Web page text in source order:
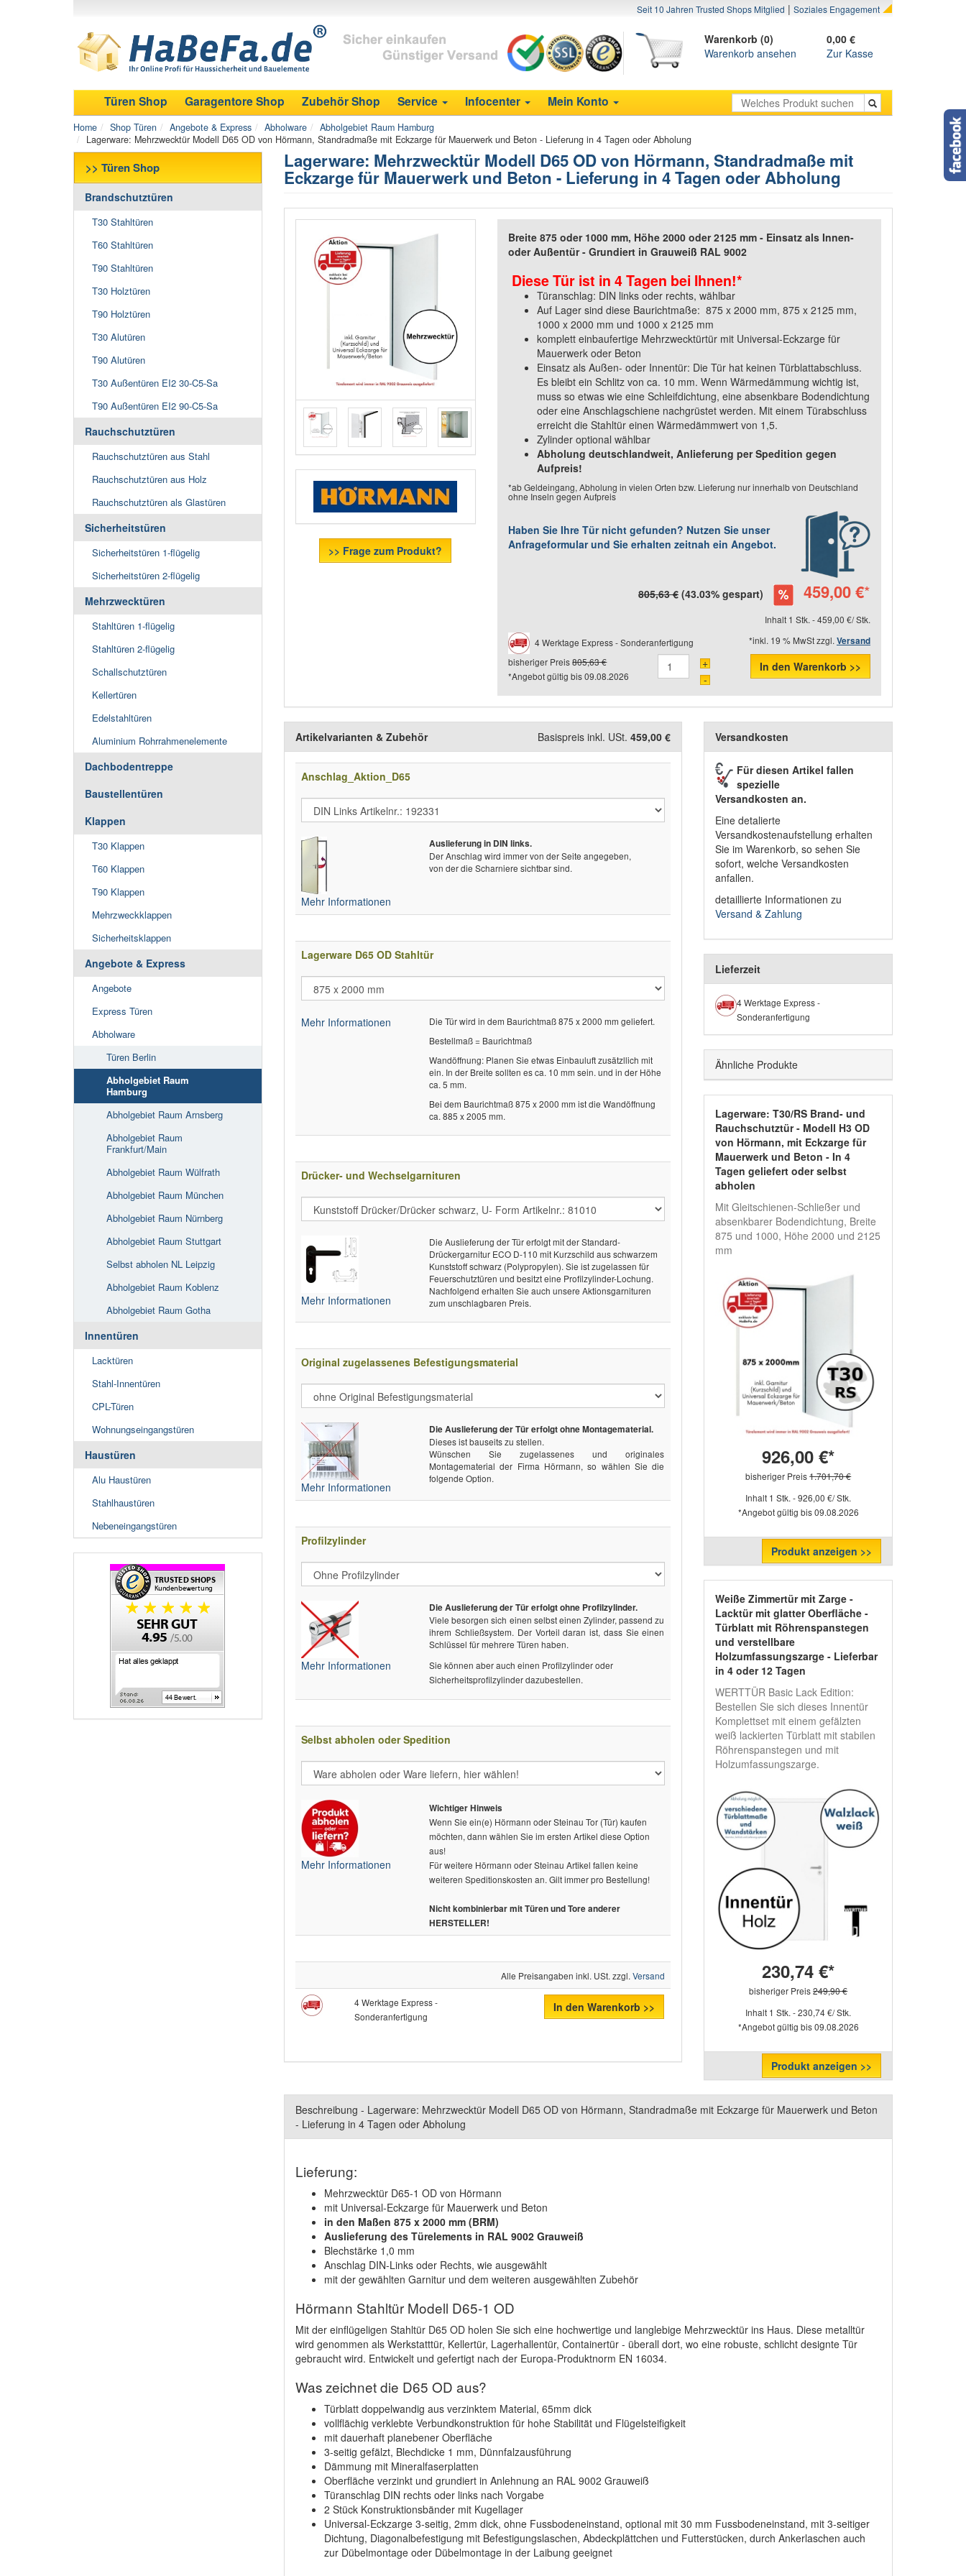
Seit 10 Jahren Trusted Shops Mitglied | Soziales Engagement
Warenkorb (0)
0,00 €
Warenkorb ansehen
Zur Kasse
Türen Shop Garagentore Shop Zubehör Shop Service Infocenter Mein Konto
Home Shop Türen Angebote & Express Abholware
Abholgebiet Raum Hamburg
Lagerware: Mehrzwecktür Modell D65 OD von Hörmann, Standradmaße mit Eckzarge für Mauerwerk und Beton - Lieferung in 4 Tagen oder Abholung
>> Türen Shop
Brandschutztüren
T30 Stahltüren
T60 Stahltüren
T90 Stahltüren
T30 Holztüren
T90 Holztüren
T30 Alutüren
T90 Alutüren
T30 Außentüren EI2 30-C5-Sa
T90 Außentüren EI2 90-C5-Sa
Rauchschutztüren
Rauchschutztüren aus Stahl
Rauchschutztüren aus Holz
Rauchschutztüren als Glastüren
Sicherheitstüren
Sicherheitstüren 1-flügelig
Sicherheitstüren 2-flügelig
Mehrzwecktüren
Stahltüren 1-flügelig
Stahltüren 2-flügelig
Schallschutztüren
Kellertüren
Edelstahltüren
Aluminium Rohrrahmenelemente
Dachbodentreppe
Baustellentüren
Klappen
T30 Klappen
T60 Klappen
T90 Klappen
Mehrzweckklappen
Sicherheitsklappen
Angebote & Express
Angebote
Express Türen
Abholware
Türen Berlin
Abholgebiet Raum
Hamburg
Abholgebiet Raum Arnsberg
Abholgebiet Raum
Frankfurt/Main
Abholgebiet Raum Wülfrath
Abholgebiet Raum München
Abholgebiet Raum Nürnberg
Abholgebiet Raum Stuttgart
Selbst abholen NL Leipzig
Abholgebiet Raum Koblenz
Abholgebiet Raum Gotha
Innentüren
Lacktüren
Stahl-Innentüren
CPL-Türen
Wohnungseingangstüren
Haustüren
Alu Haustüren
Stahlhaustüren
Nebeneingangstüren
Lagerware: Mehrzwecktür Modell D65 OD von Hörmann, Standradmaße mit
Eckzarge für Mauerwerk und Beton - Lieferung in 4 Tagen oder Abholung
>> Frage zum Produkt?
Breite 875 oder 1000 mm, Höhe 2000 oder 2125 mm - Einsatz als Innen-
oder Außentür - Grundiert in Grauweiß RAL 9002
Diese Tür ist in 4 Tagen bei Ihnen!*
Türanschlag: DIN links oder rechts, wählbar
Auf Lager sind diese Baurichtmaße: 875 x 2000 mm, 875 x 2125 mm,
1000 x 2000 mm und 1000 x 2125 mm
komplett einbaufertige Mehrzwecktürtür mit Universal-Eckzarge für
Mauerwerk oder Beton
Einsatz als Außen- oder Innentür: Die Tür hat keinen Türblattabschluss.
Es bleibt ein Schlitz von ca. 10 mm. Wenn Wärmedämmung wichtig ist,
muss so etwas wie eine Schleifdichtung, eine absenkbare Bodendichtung
oder eine Anschlagschiene nachgrüstet werden. Mit einem Türabschluss
erreicht die Stahltür einen Wärmedämmwert von 1,5.
Zylinder optional wählbar
Abholung deutschlandweit, Anlieferung per Spedition gegen
Aufpreis!
*ab Geldeingang, Abholung in vielen Orten bzw. Lieferung nur innerhalb von Deutschland
ohne Inseln gegen Aufpreis
Haben Sie Ihre Tür nicht gefunden? Nutzen Sie unser
Anfrageformular und Sie erhalten zeitnah ein Angebot.
805,63 €(43.03% gespart) 459,00 €*
Inhalt 1 Stk. - 459,00 €/ Stk.
4 Werktage Express - Sonderanfertigung
*inkl. 19 % MwSt zzgl.Versand
bisheriger Preis805,63 €
*Angebot gültig bis09.08.2026
+
-
In den Warenkorb >>
Artikelvarianten & Zubehör Basispreis inkl. USt.459,00 €
Anschlag_Aktion_D65
Mehr Informationen
Auslieferung in DIN links.
Der Anschlag wird immer von der Seite angegeben,
von der die Scharniere sichtbar sind.
Lagerware D65 OD Stahltür
Mehr Informationen
Die Tür wird in dem Baurichtmaß 875 x 2000 mm geliefert.
Bestellmaß = Baurichtmaß
Wandöffnung: Planen Sie etwas Einbauluft zusätzllich mit
ein. In der Breite sollten es ca. 10 mm sein. und in der Höhe
ca. 5 mm.
Bei dem Baurichtmaß 875 x 2000 mm ist die Wandöffnung
ca. 885 x 2005 mm.
Drücker- und Wechselgarnituren
Mehr Informationen
Die Auslieferung der Tür erfolgt mit der Standard-
Drückergarnitur ECO D-110 mit Kurzschild aus schwarzem
Kunststoff schwarz (Polypropylen). Sie ist zugelassen für
Feuerschutztüren und besitzt eine Profilzylinder-Lochung.
Nachfolgend erhalten Sie auch unsere Aktionsgarnituren
zum unschlagbaren Preis.
Original zugelassenes Befestigungsmaterial
Mehr Informationen
Die Auslieferung der Tür erfolgt ohne Montagematerial.
Dieses ist bauseits zu stellen.
Wünschen Sie zugelassenes und originales
Montagematerial der Firma Hörmann, so wählen Sie die
folgende Option.
Profilzylinder
Mehr Informationen
Die Auslieferung der Tür erfolgt ohne Profilzylinder.
Viele besorgen sich einen selbst einen Zylinder, passend zu
ihrem Schließsystem. Der Vorteil daran ist, dass Sie einen
Schlüssel für mehrere Türen haben.
Sie können aber auch einen Profilzylinder oder
Sicherheitsprofilzylinder dazubestellen.
Selbst abholen oder Spedition
Mehr Informationen
Wichtiger Hinweis
Wenn Sie ein(e) Hörmann oder Steinau Tor (Tür) kaufen
möchten, dann wählen Sie im ersten Artikel diese Option
aus!
Für weitere Hörmann oder Steinau Artikel fallen keine
weiteren Speditionskosten an. Gilt immer pro Bestellung!
Nicht kombinierbar mit Türen und Tore anderer
HERSTELLER!
Alle Preisangaben inkl. USt. zzgl. Versand
4 Werktage Express -
Sonderanfertigung
In den Warenkorb >>
Versandkosten
Für diesen Artikel fallen
spezielle
Versandkosten an.
Eine detalierte
Versandkostenaufstellung erhalten
Sie im Warenkorb, so sehen Sie
sofort, welche Versandkosten
anfallen.
detaillierte Informationen zu
Versand & Zahlung
Lieferzeit
4 Werktage Express -
Sonderanfertigung
Ähnliche Produkte
Lagerware: T30/RS Brand- und
Rauchschutztür - Modell H3 OD
von Hörmann, mit Eckzarge für
Mauerwerk und Beton - In 4
Tagen geliefert oder selbst
abholen
Mit Gleitschienen-Schließer und
absenkbarer Bodendichtung, Breite
875 und 1000, Höhe 2000 und 2125
mm
926,00 €*
bisheriger Preis1.701,70 €
Inhalt 1 Stk. - 926,00 €/ Stk.
*Angebot gültig bis 09.08.2026
Produkt anzeigen >>
Weiße Zimmertür mit Zarge -
Lacktür mit glatter Oberfläche -
Türblatt mit Röhrenspanstegen
und verstellbare
Holzumfassungszarge - Lieferbar
in 4 oder 12 Tagen
WERTTÜR Basic Lack Edition:
Bestellen Sie sich dieses Innentür
Komplettset mit einem gefälzten
weiß lackierten Türblatt mit stabilen
Röhrenspanstegen und mit
Holzumfassungszarge.
230,74 €*
bisheriger Preis249,90 €
Inhalt 1 Stk. - 230,74 €/ Stk.
*Angebot gültig bis 09.08.2026
Produkt anzeigen >>
Beschreibung - Lagerware: Mehrzwecktür Modell D65 OD von Hörmann, Standradmaße mit Eckzarge für Mauerwerk und Beton
- Lieferung in 4 Tagen oder Abholung
Lieferung:
Mehrzwecktür D65-1 OD von Hörmann
mit Universal-Eckzarge für Mauerwerk und Beton
in den Maßen 875 x 2000 mm (BRM)
Auslieferung des Türelements in RAL 9002 Grauweiß
Blechstärke 1,0 mm
Anschlag DIN-Links oder Rechts, wie ausgewählt
mit der gewählten Garnitur und dem weiteren ausgewählten Zubehör
Hörmann Stahltür Modell D65-1 OD
Mit der einflügeligen Stahltür D65 OD holen Sie sich eine hochwertige und langlebige Mehrzwecktür ins Haus. Diese metalltür
wird genommen als Werkstatttür, Kellertür, Lagerhallentür, Containertür - überall dort, wo eine robuste, schlicht designte Tür
gebraucht wird. Entwickelt und gefertigt nach der Europa-Produktnorm EN 16034.
Was zeichnet die D65 OD aus?
Türblatt doppelwandig aus verzinktem Material, 65mm dick
vollflächig verklebte Verbundkonstruktion für hohe Stabilität und Flügelsteifigkeit
mit dauerhaft planebener Oberfläche
3-seitig gefälzt, Blechdicke 1 mm, Dünnfalzausführung
Dämmung mit Mineralfaserplatten
Oberfläche verzinkt und grundiert in Anlehnung an RAL 9002 Grauweiß
Türanschlag DIN rechts oder links nach Vorgabe
2 Stück Konstruktionsbänder mit Kugellager
Universal-Eckzarge 3-seitig, 2mm dick, ohne Fussbodeneinstand, optional mit 30 mm Fussbodeneinstand, mit 3-seitiger
Dichtung, Diagonalbefestigung mit Befestigungslaschen, Abdeckplättchen und Futterstücken, durch Ankerlaschen auch
zur Dübelmontage oder Dübelmontage in der Laibung geeignet